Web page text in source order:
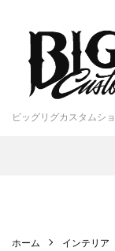
ビッグリグカスタムシ
ホーム インテリア